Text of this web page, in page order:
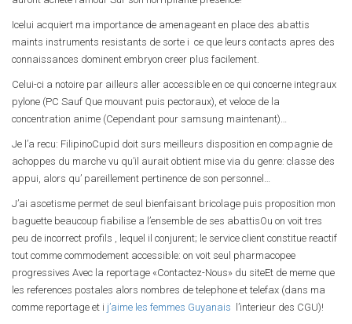
Icelui acquiert ma importance de amenageant en place des abattis
maints instruments resistants de sorte i ce que leurs contacts apres des
connaissances dominent embryon creer plus facilement.
Celui-ci a notoire par ailleurs aller accessible en ce qui concerne integraux
pylone (PC Sauf Que mouvant puis pectoraux), et veloce de la
concentration anime (Cependant pour samsung maintenant)…
Je l’a recu: FilipinoCupid doit surs meilleurs disposition en compagnie de
achoppes du marche vu qu’il aurait obtient mise via du genre: classe des
appui, alors qu’ pareillement pertinence de son personnel…
J’ai ascetisme permet de seul bienfaisant bricolage puis proposition mon
baguette beaucoup fiabilise a l’ensemble de ses abattisOu on voit tres
peu de incorrect profils , lequel il conjurent; le service client constitue reactif
tout comme commodement accessible: on voit seul pharmacopee
progressives Avec la reportage «Contactez-Nous» du siteEt de meme que
les references postales alors nombres de telephone et telefax (dans ma
comme reportage et i j’aime les femmes Guyanais l’interieur des CGU)!